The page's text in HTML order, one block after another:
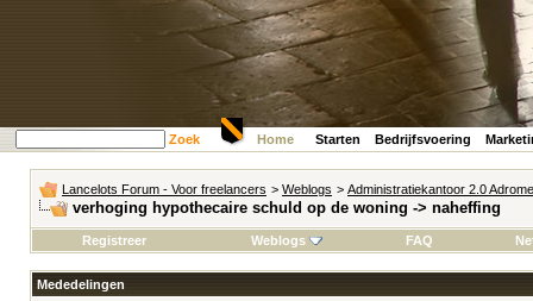
Zoek Home Starten Bedrijfsvoering
Lancelots Forum - Voor freelancers > Weblogs > Administratiekantoor 2.0 Adrome
verhoging hypothecaire schuld op de woning -> naheffing
Registreer Weblogs FAQ
Mededelingen